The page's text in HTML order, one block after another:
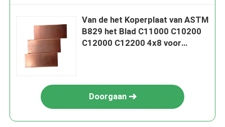
Van de het Koperplaat van ASTM
B829 het Blad C11000 C10200
C12000 C12200 4x8 voor
Doorgaan